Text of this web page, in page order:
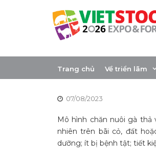
Trang chủ Về triển lãm
Hướng
đến Z
07/08/2023
Mô hình chăn nuôi gà
nhiên trên bãi cỏ, đất
dưỡng; ít bị bệnh tật; tiết